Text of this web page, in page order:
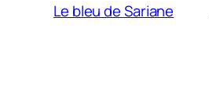
Le bleu de Sariane